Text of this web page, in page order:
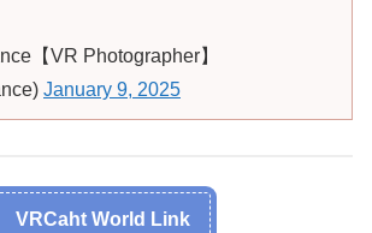
【VR Photographer】
January 9, 2025
VRCaht World Link